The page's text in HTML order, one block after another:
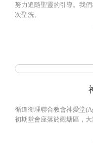
努力追隨聖靈的引導。我
次聖洗。
循道衞理聯合教會神愛堂
初期堂會座落於觀塘區，